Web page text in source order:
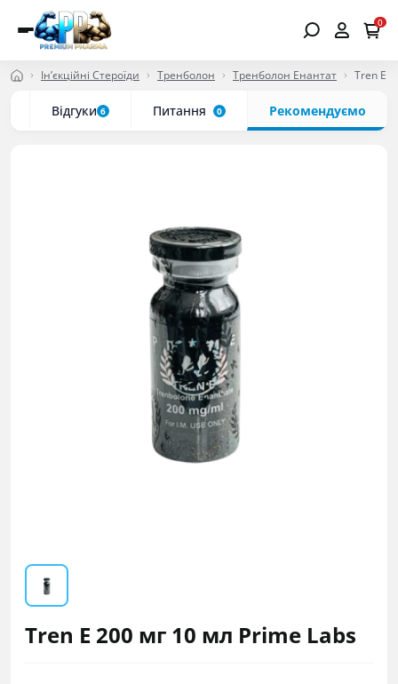
0
Ін’єкційні Стероїди Тренболон Тренболон Енантат Tren E
Відгуки 6 Питання 0 Рекомендуємо
Tren E 200 мг 10 мл Prime Labs